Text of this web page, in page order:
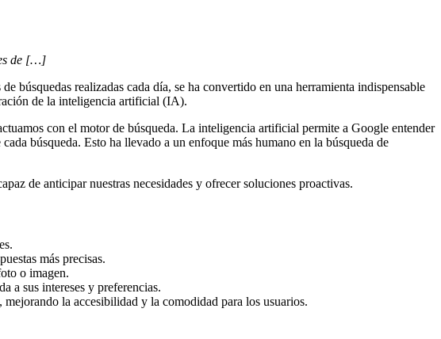
de […]
búsquedas realizadas cada día, se ha convertido en una herramienta indispensable
de la inteligencia artificial (IA).
con el motor de búsqueda. La inteligencia artificial permite a Google entender
búsqueda. Esto ha llevado a un enfoque más humano en la búsqueda de
de anticipar nuestras necesidades y ofrecer soluciones proactivas.
más precisas.
o imagen.
a sus intereses y preferencias.
la accesibilidad y la comodidad para los usuarios.